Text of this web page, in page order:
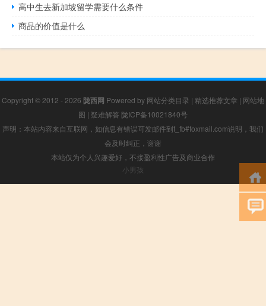
高中生去新加坡留学需要什么条件
商品的价值是什么
Copyright © 2012 - 2026 陇西网 Powered by 网站分类目录 | 精选推荐文章 | 网站地
图 | 疑难解答 陇ICP备10021840号
声明：本站内容来自互联网，如信息有错误可发邮件到f_fb#foxmail.com说明，我们
会及时纠正，谢谢
本站仅为个人兴趣爱好，不接盈利性广告及商业合作
小男孩